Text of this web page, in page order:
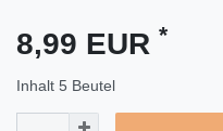
8,99 EUR *
Inhalt 5 Beutel